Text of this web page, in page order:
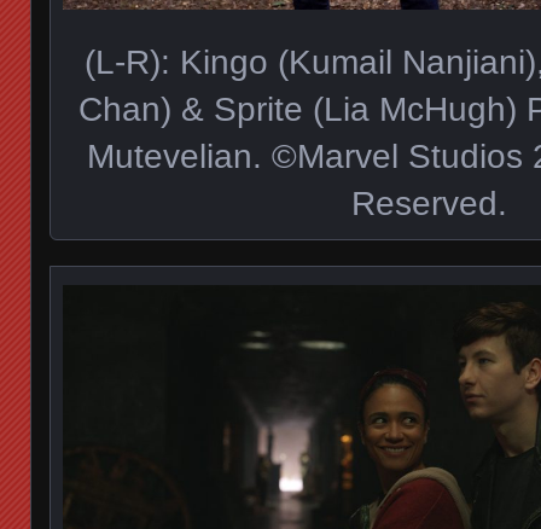
(L-R): Kingo (Kumail
Chan) & Sprite (Lia McHugh)
Mutevelian. ©Marvel Studios
Reserved.